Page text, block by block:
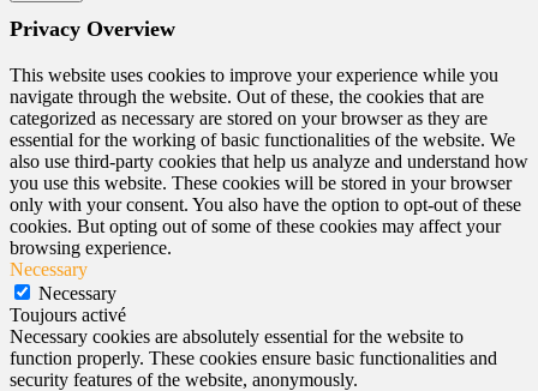
Privacy Overview
This website uses cookies to improve your experience while you
navigate through the website. Out of these, the cookies that are
categorized as necessary are stored on your browser as they are
essential for the working of basic functionalities of the website. We
also use third-party cookies that help us analyze and understand how
you use this website. These cookies will be stored in your browser
only with your consent. You also have the option to opt-out of these
cookies. But opting out of some of these cookies may affect your
browsing experience.
Necessary
Necessary
Toujours activé
Necessary cookies are absolutely essential for the website to
function properly. These cookies ensure basic functionalities and
security features of the website, anonymously.